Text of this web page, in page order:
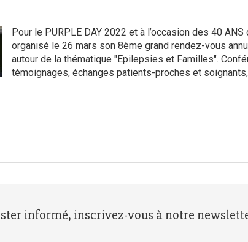
Pour le PURPLE DAY 2022 et à l’occasion des 40 ANS
organisé le 26 mars son 8ème grand rendez-vous
autour de la thématique "Epilepsies et Familles".
témoignages, échanges patients-proches et
informé, inscrivez-vous à notre